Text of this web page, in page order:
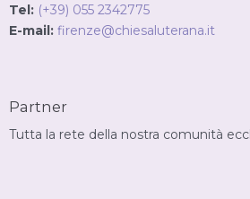
Tel: (+39) 055 2342775
E-mail: firenze@chiesaluterana.it
Partner
Tutta la rete della nostra comunità